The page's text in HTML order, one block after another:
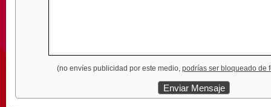
(no envíes publicidad por este medio, podrías ser bloqueado de